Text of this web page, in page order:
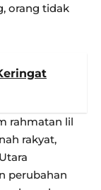
orang tidak
rahmatan lil
rakyat,
perubahan